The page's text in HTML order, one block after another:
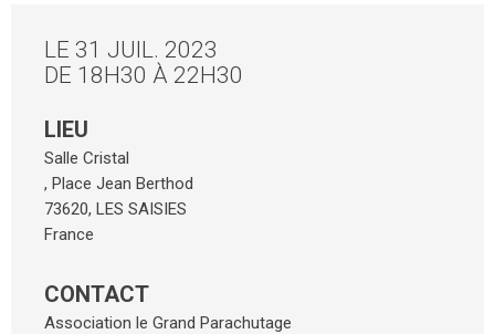
LE 31 JUIL. 2023
DE 18H30 À 22H30
LIEU
Salle Cristal
, Place Jean Berthod
73620, LES SAISIES
France
CONTACT
Association le Grand Parachutage